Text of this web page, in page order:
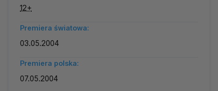
12+
Premiera światowa:
03.05.2004
Premiera polska:
07.05.2004